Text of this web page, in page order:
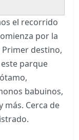
el recorrido
por la
destino,
parque
babuinos,
más. Cerca de